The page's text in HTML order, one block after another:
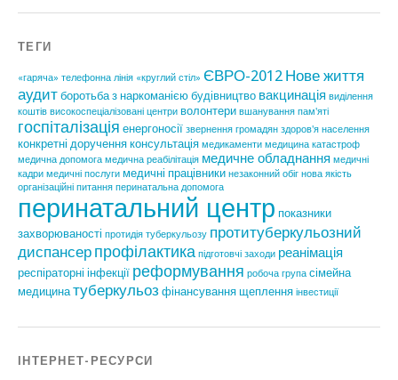
ТЕГИ
«гаряча» телефонна лінія «круглий стіл» ЄВРО-2012 Нове життя
аудит боротьба з наркоманією будівництво вакцинація виділення
коштів високоспеціалізовані центри волонтери вшанування пам'яті
госпіталізація енергоносії звернення громадян здоров'я населення
конкретні доручення консультація медикаменти медицина катастроф
медична допомога медична реабілітація медичне обладнання медичні
кадри медичні послуги медичні працівники незаконний обіг нова якість
організаційні питання перинатальна допомога
перинатальний центр показники
захворюваності протидія туберкульозу протитуберкульозний
диспансер профілактика підготовчі заходи реанімація
респіраторні інфекції реформування робоча група сімейна
медицина туберкульоз фінансування щеплення інвестиції
ІНТЕРНЕТ-РЕСУРСИ